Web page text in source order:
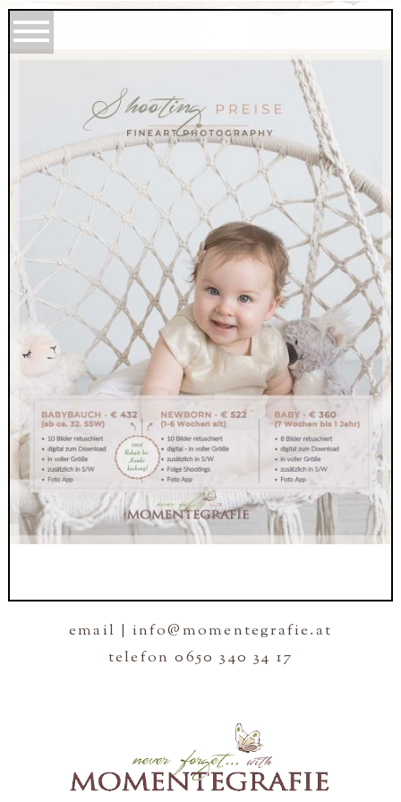
email | info@momentegrafie.at
telefon 0650 340 34 17